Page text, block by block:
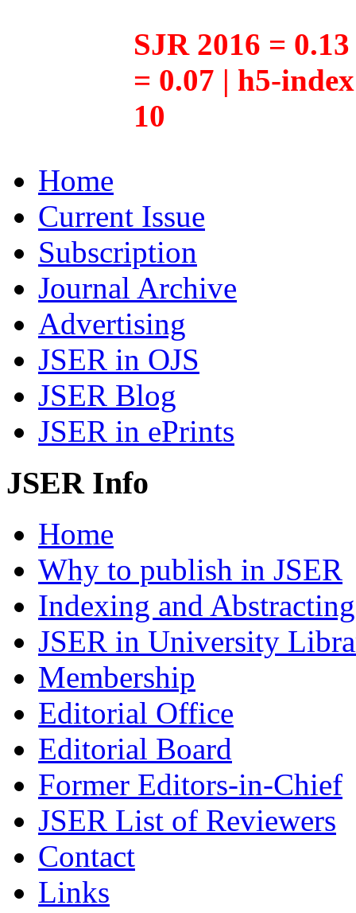
SJR 2016 =
= 0.07 | h5-
10
Home
Current Issue
Subscription
Journal Archive
Advertising
JSER in OJS
JSER Blog
JSER in ePrints
JSER Info
Home
Why to publish in JSER
Indexing and Abstracting
JSER in University
Membership
Editorial Office
Editorial Board
Former Editors-in-Chief
JSER List of Reviewers
Contact
Links